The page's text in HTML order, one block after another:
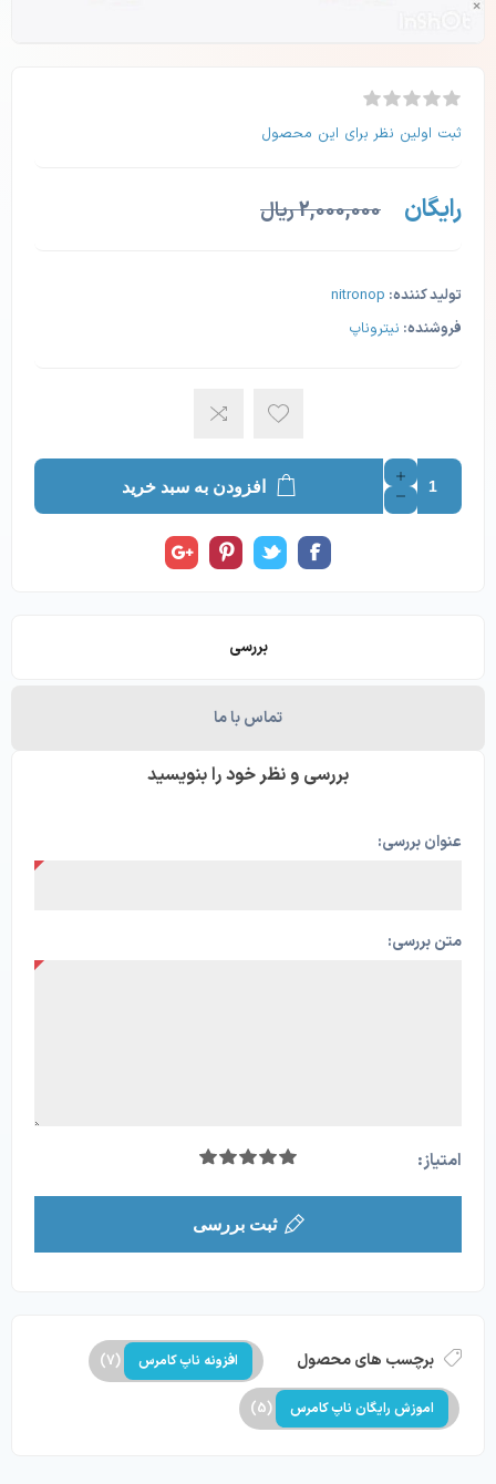
ثبت اولین نظر برای این محصول
رایگان 2,000,000 ریال
تولید کننده: nitronop
فروشنده: نیتروناپ
افزودن به سبد خرید
بررسی
تماس با ما
بررسی و نظر خود را بنویسید
عنوان بررسی:
متن بررسی:
امتیاز:
ثبت بررسی
برچسب های محصول افزونه ناپ کامرس (7)
اموزش رایگان ناپ کامرس (5)